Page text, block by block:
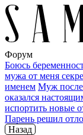
Форум
Боюсь
мужа от меня
именем Муж после
оказался
испортить новые
Парень решил
Назад